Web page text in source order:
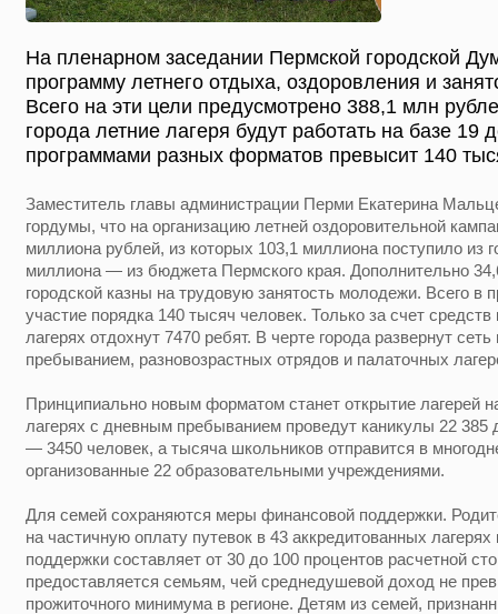
На пленарном заседании Пермской городской
программу летнего отдыха, оздоровления и
Всего на эти цели предусмотрено 388,1 млн
города летние лагеря будут работать на базе 19
программами разных форматов превысит 140
Заместитель главы администрации Перми Екатерина
гордумы, что на организацию летней оздоровительной
миллиона рублей, из которых 103,1 миллиона поступило из
миллиона — из бюджета Пермского края. Дополнительно
городской казны на трудовую занятость молодежи. Всего в
участие порядка 140 тысяч человек. Только за счет
лагерях отдохнут 7470 ребят. В черте города развернут
пребыванием, разновозрастных отрядов и палаточных
Принципиально новым форматом станет открытие лагерей
лагерях с дневным пребыванием проведут каникулы 22 385
— 3450 человек, а тысяча школьников отправится в
организованные 22 образовательными учреждениями.
Для семей сохраняются меры финансовой поддержки.
на частичную оплату путевок в 43 аккредитованных
поддержки составляет от 30 до 100 процентов расчетной
предоставляется семьям, чей среднедушевой доход не
прожиточного минимума в регионе. Детям из семей,